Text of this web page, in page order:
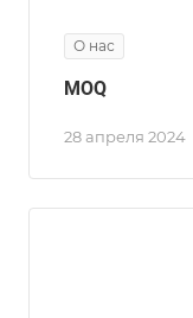
О нас
28 апреля 2024
MOQ